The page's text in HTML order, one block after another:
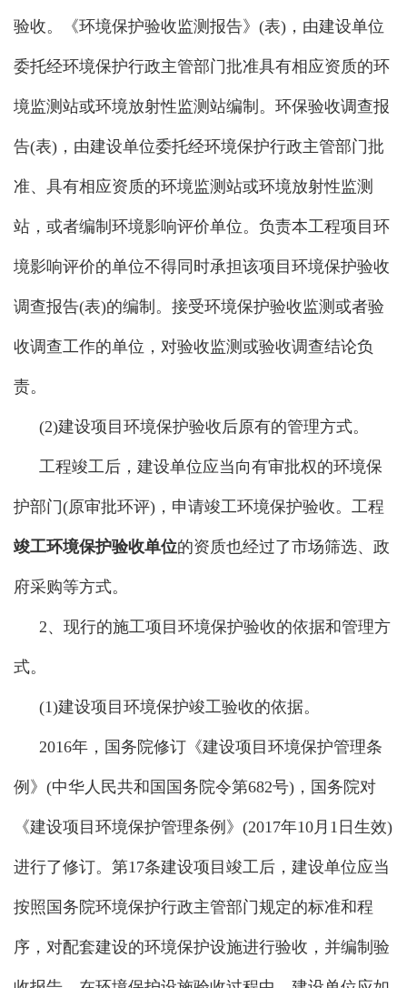
验收。《环境保护验收监测报告》(表)，由建设单位
委托经环境保护行政主管部门批准具有相应资质的环
境监测站或环境放射性监测站编制。环保验收调查报
告(表)，由建设单位委托经环境保护行政主管部门批
准、具有相应资质的环境监测站或环境放射性监测
站，或者编制环境影响评价单位。负责本工程项目环
境影响评价的单位不得同时承担该项目环境保护验收
调查报告(表)的编制。接受环境保护验收监测或者验
收调查工作的单位，对验收监测或验收调查结论负
责。
(2)建设项目环境保护验收后原有的管理方式。
工程竣工后，建设单位应当向有审批权的环境保
护部门(原审批环评)，申请竣工环境保护验收。工程
竣工环境保护验收单位的资质也经过了市场筛选、政
府采购等方式。
2、 现行的施工项目环境保护验收的依据和管理方
式。
(1)建设项目环境保护竣工验收的依据。
2016年，国务院修订《建设项目环境保护管理条
例》(中华人民共和国国务院令第682号)，国务院对
《建设项目环境保护管理条例》(2017年10月1日生效)
进行了修订。第17条建设项目竣工后，建设单位应当
按照国务院环境保护行政主管部门规定的标准和程
序，对配套建设的环境保护设施进行验收，并编制验